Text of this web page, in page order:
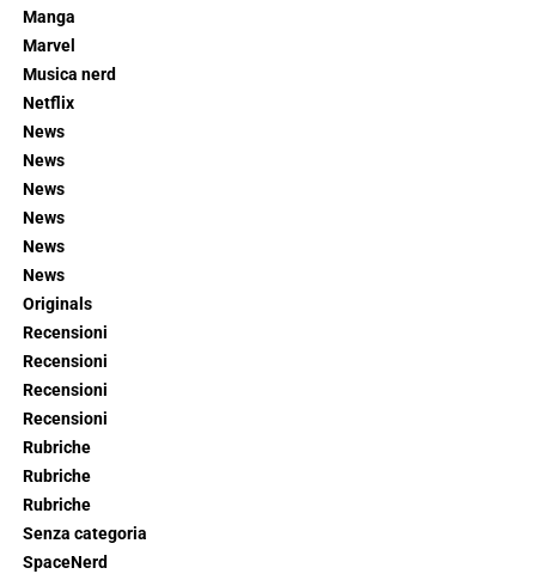
Manga
Marvel
Musica nerd
Netflix
News
News
News
News
News
News
Originals
Recensioni
Recensioni
Recensioni
Recensioni
Rubriche
Rubriche
Rubriche
Senza categoria
SpaceNerd